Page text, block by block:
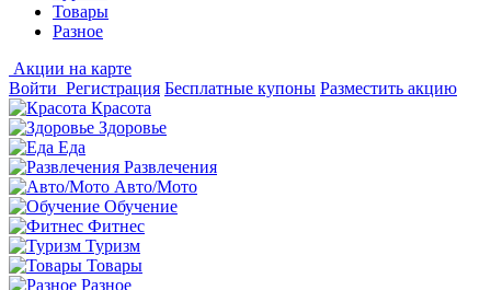
Товары
Разное
Акции на карте
Войти Регистрация Бесплатные купоны Разместить акцию
Красота
Здоровье
Еда
Развлечения
Авто/Мото
Обучение
Фитнес
Туризм
Товары
Разное